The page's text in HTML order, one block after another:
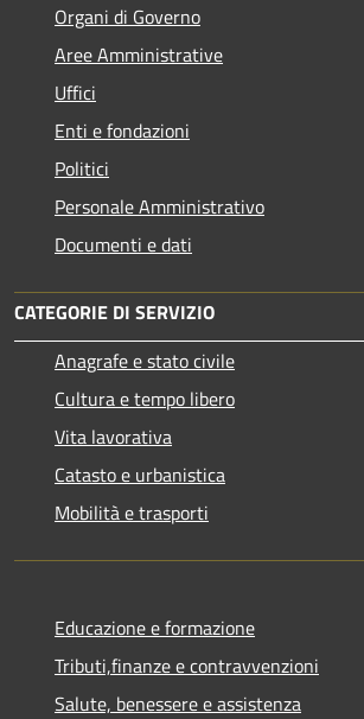
Organi di Governo
Aree Amministrative
Uffici
Enti e fondazioni
Politici
Personale Amministrativo
Documenti e dati
CATEGORIE DI SERVIZIO
Anagrafe e stato civile
Cultura e tempo libero
Vita lavorativa
Catasto e urbanistica
Mobilità e trasporti
Educazione e formazione
Tributi,finanze e contravvenzioni
Salute, benessere e assistenza